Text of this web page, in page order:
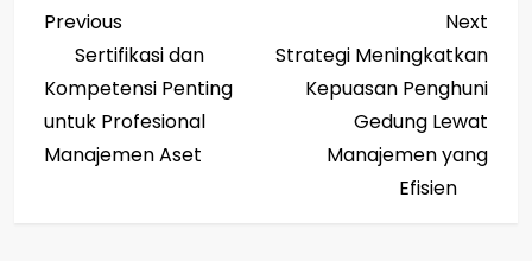
P
o
s
Previous
Post
Previous
Sertifikasi dan
Kompetensi Penting
untuk Profesional
Manajemen Aset
Post
Next
Strategi Meningkatkan
Kepuasan Penghuni
Gedung Lewat
Manajemen yang
Efisien